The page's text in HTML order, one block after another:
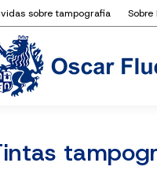
sobre tampografia Sobre